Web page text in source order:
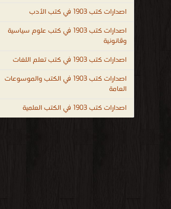
اصدارات كتب 1903 في كتب الأدب
اصدارات كتب 1903 في كتب علوم سياسية
وقانونية
اصدارات كتب 1903 في كتب تعلم اللغات
اصدارات كتب 1903 في الكتب والموسوعات
العامة
اصدارات كتب 1903 في الكتب العلمية